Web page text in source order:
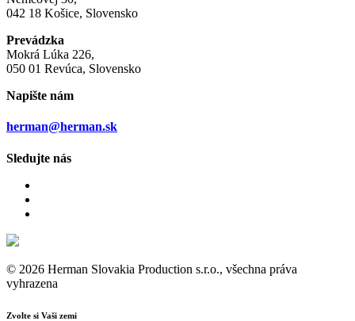
042 18 Košice, Slovensko
Prevádzka
Mokrá Lúka 226,
050 01 Revúca, Slovensko
Napište nám
herman@herman.sk
Sledujte nás
© 2026 Herman Slovakia Production s.r.o., všechna práva
vyhrazena
Zvolte si Vaši zemi